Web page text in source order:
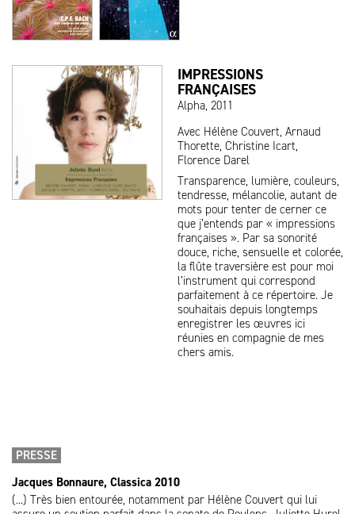
IMPRESSIONS
FRANÇAISES
Alpha, 2011
Avec Hélène Couvert, Arnaud
Thorette, Christine Icart,
Florence Darel
Transparence, lumière, couleurs,
tendresse, mélancolie, autant de
mots pour tenter de cerner ce
que j’entends par « impressions
françaises ». Par sa sonorité
douce, riche, sensuelle et colorée,
la flûte traversière est pour moi
l’instrument qui correspond
parfaitement à ce répertoire. Je
souhaitais depuis longtemps
enregistrer les œuvres ici
réunies en compagnie de mes
chers amis.
PRESSE
Jacques Bonnaure, Classica 2010
(...) Très bien entourée, notamment par Hélène Couvert qui lui